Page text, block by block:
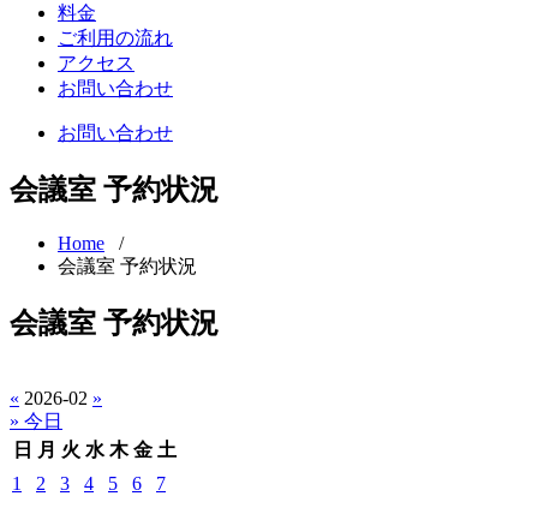
料金
ご利用の流れ
アクセス
お問い合わせ
お問い合わせ
会議室 予約状況
Home /
会議室 予約状況
会議室 予約状況
« 2026-02 »
» 今日
日
月 火 水 木 金 土
1
2 3 4 5 6
7